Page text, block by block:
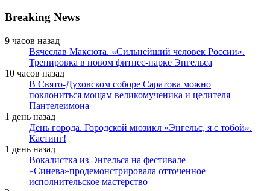
Breaking News
9 часов назад
Вячеслав Максюта. «Сильнейший человек России».
Тренировка в новом фитнес-парке Энгельса
10 часов назад
В Свято-Духовском соборе Саратова можно
поклониться мощам великомученика и целителя
Пантелеимона
1 день назад
День города. Городской мюзикл «Энгельс, я с тобой».
Кастинг!
1 день назад
Вокалистка из Энгельса на фестивале
«Синева»продемонстрировала отточенное
исполнительское мастерство